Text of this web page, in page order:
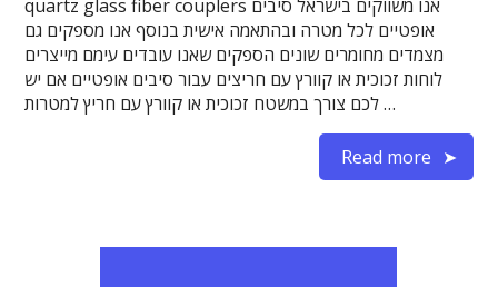
quartz glass fiber couplers אנו משווקים בישראל סיבים
אופטיים לכל מטרה ובהתאמה אישית בנוסף אנו מספקים גם
מצמדים מחומרים שונים הספקים שאנו עובדים עימם מייצרים
לוחות זכוכית או קוורץ עם חריצים עבור סיבים אופטיים אם יש
לכם צורך במשטח זכוכית או קוורץ עם חריץ למטרות …
Read more